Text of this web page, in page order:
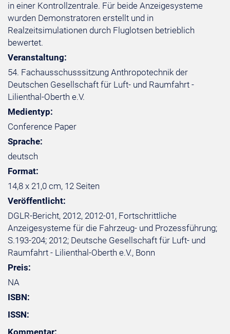
in einer Kontrollzentrale. Für beide Anzeigesysteme
wurden Demonstratoren erstellt und in
Realzeitsimulationen durch Fluglotsen betrieblich
bewertet.
Veranstaltung:
54. Fachausschusssitzung Anthropotechnik der
Deutschen Gesellschaft für Luft- und Raumfahrt -
Lilienthal-Oberth e.V.
Medientyp:
Conference Paper
Sprache:
deutsch
Format:
14,8 x 21,0 cm, 12 Seiten
Veröffentlicht:
DGLR-Bericht, 2012, 2012-01, Fortschrittliche
Anzeigesysteme für die Fahrzeug- und Prozessführung;
S.193-204; 2012; Deutsche Gesellschaft für Luft- und
Raumfahrt - Lilienthal-Oberth e.V., Bonn
Preis:
NA
ISBN:
ISSN:
Kommentar: